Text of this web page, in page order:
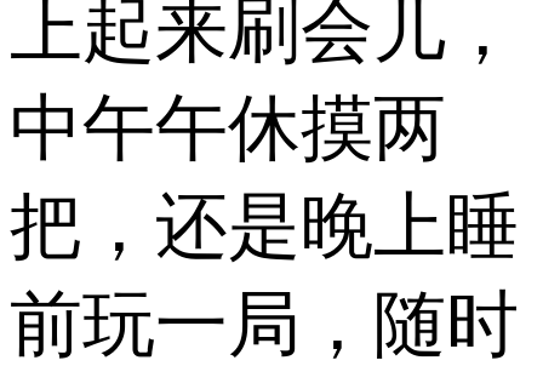
上起来刷会儿，
中午午休摸两
把，还是晚上睡
前玩一局，随时